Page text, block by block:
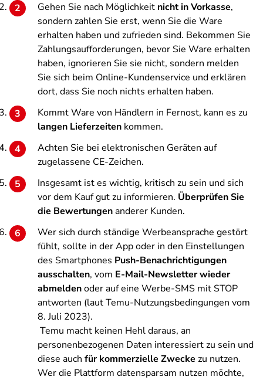
Gehen Sie nach Möglichkeit nicht in Vorkasse,
sondern zahlen Sie erst, wenn Sie die Ware
erhalten haben und zufrieden sind. Bekommen Sie
Zahlungsaufforderungen, bevor Sie Ware erhalten
haben, ignorieren Sie sie nicht, sondern melden
Sie sich beim Online-Kundenservice und erklären
dort, dass Sie noch nichts erhalten haben.
Kommt Ware von Händlern in Fernost, kann es zu
langen Lieferzeiten kommen.
Achten Sie bei elektronischen Geräten auf
zugelassene CE-Zeichen.
Insgesamt ist es wichtig, kritisch zu sein und sich
vor dem Kauf gut zu informieren. Überprüfen Sie
die Bewertungenanderer Kunden.
Wer sich durch ständige Werbeansprache gestört
fühlt, sollte in der App oder in den Einstellungen
des Smartphones Push-Benachrichtigungen
ausschalten, vom E-Mail-Newsletter wieder
abmeldenoder auf eine Werbe-SMS mit STOP
antworten (laut Temu-Nutzungsbedingungen vom
8. Juli 2023).
Temu macht keinen Hehl daraus, an
personenbezogenen Daten interessiert zu sein und
diese auch für kommerzielle Zwecke zu nutzen.
Wer die Plattform datensparsam nutzen möchte,